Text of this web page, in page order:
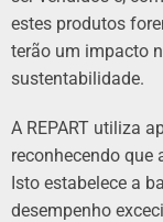
estes produtos
terão um impacto
sustentabilidade.
A REPART utiliza
reconhecendo que
Isto estabelece a
desempenho